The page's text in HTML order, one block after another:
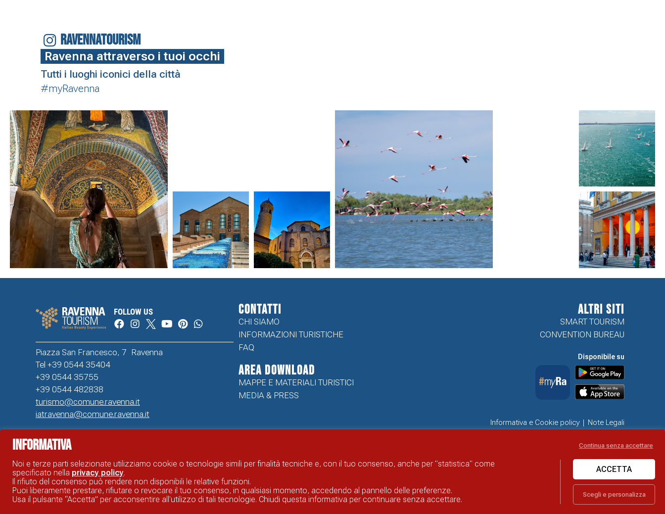
RAVENNATOURISM
Ravenna attraverso i tuoi occhi
Tutti i luoghi iconici della città
#myRavenna
FOLLOW US
Piazza San Francesco, 7 Ravenna
Tel +39 0544 35404
+39 0544 35755
+39 0544 482838
turismo@comune.ravenna.it
iatravenna@comune.ravenna.it
CONTATTI
CHI SIAMO
INFORMAZIONI TURISTICHE
FAQ
Area Download
MAPPE E MATERIALI TURISTICI
MEDIA & PRESS
ALTRI SITI
SMART TOURISM
CONVENTION BUREAU
Disponibile su
Informativa e Cookie policy
Note Legali
Problemi di accessibilità
Informativa
Noi e terze parti selezionate utilizziamo cookie o tecnologie simili per finalità tecniche e, con il tuo consenso, anche per "statistica" come
specificato nella privacy policy.
Il rifiuto del consenso può rendere non disponibili le relative funzioni.
Puoi liberamente prestare, rifiutare o revocare il tuo consenso, in qualsiasi momento, accedendo al pannello delle preferenze.
Usa il pulsante “Accetta” per acconsentire all'utilizzo di tali tecnologie. Chiudi questa informativa per continuare senza accettare.
Scegli e personalizza
ACCETTA
Continua senza accettare